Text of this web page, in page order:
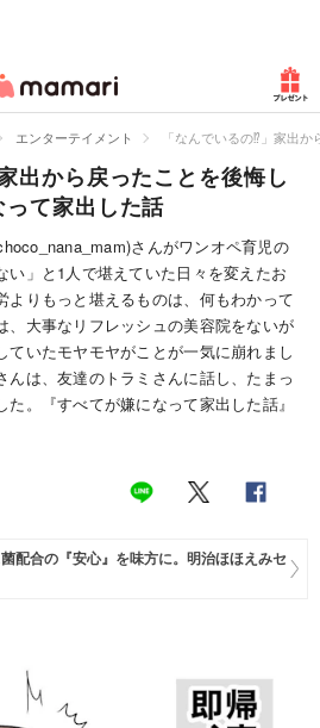
マリ
エンターテイメント 「なんでいるの⁉」家出
出から戻ったことを後悔し
て家出した話
さんがワンオペ育児の
い」と1人で堪えていた日々を変えたお
よりもっと堪えるものは、何もわかって
、大事なリフレッシュの美容院をないが
ていたモヤモヤがことが一気に崩れまし
んは、友達のトラミさんに話し、たまっ
。『すべてが嫌になって家出した話』
配合の『安心』を味方に。明治ほほえみセ